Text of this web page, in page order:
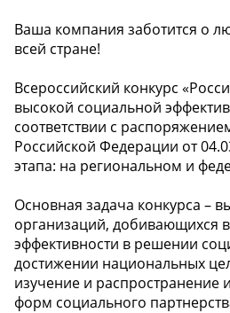
Ваша компания заботится о
всей стране!
Всероссийский конкурс
высокой социальной
соответствии с
Российской Федерации от
этапа: на региональном и
Основная задача конкурса –
организаций, добивающихся
эффективности в решении
достижении национальных
изучение и распространение
форм социального